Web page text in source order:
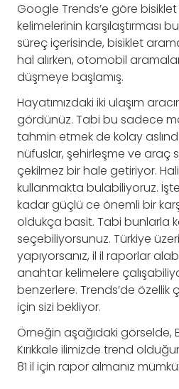
Google Trends’e göre
kelimelerinin karşılaştırması bu
süreç içerisinde, bisiklet
hal alırken, otomobil
düşmeye başlamış.
Hayatımızdaki iki ulaşım
gördünüz. Tabi bu sadece
tahmin etmek de kolay
nüfuslar, şehirleşme ve araç
çekilmez bir hale getiriyor.
kullanmakta bulabiliyoruz.
kadar güçlü ce önemli bir
oldukça basit. Tabi bunlarla
seçebiliyorsunuz. Türkiye
yapıyorsanız, il il raporlar
anahtar kelimelere
benzerlere. Trends’de özellik
için sizi bekliyor.
Örneğin aşağıdaki görselde,
Kırıkkale ilimizde trend
81 il için rapor almanız